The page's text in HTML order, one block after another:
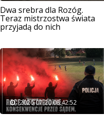
Dwa srebra dla Rozóg.
Teraz mistrzostwa świata
przyjadą do nich
2026-07-20 08:42:52